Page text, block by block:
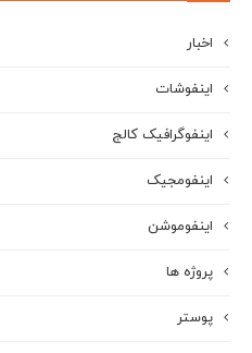
اخبار
اینفوشات
اینفوگرافیک کالج
اینفومجیک
اینفوموشن
پروژه ها
پوستر